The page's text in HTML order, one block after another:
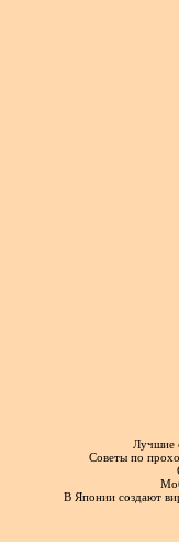
Лучшие
Советы по
В Японии создают